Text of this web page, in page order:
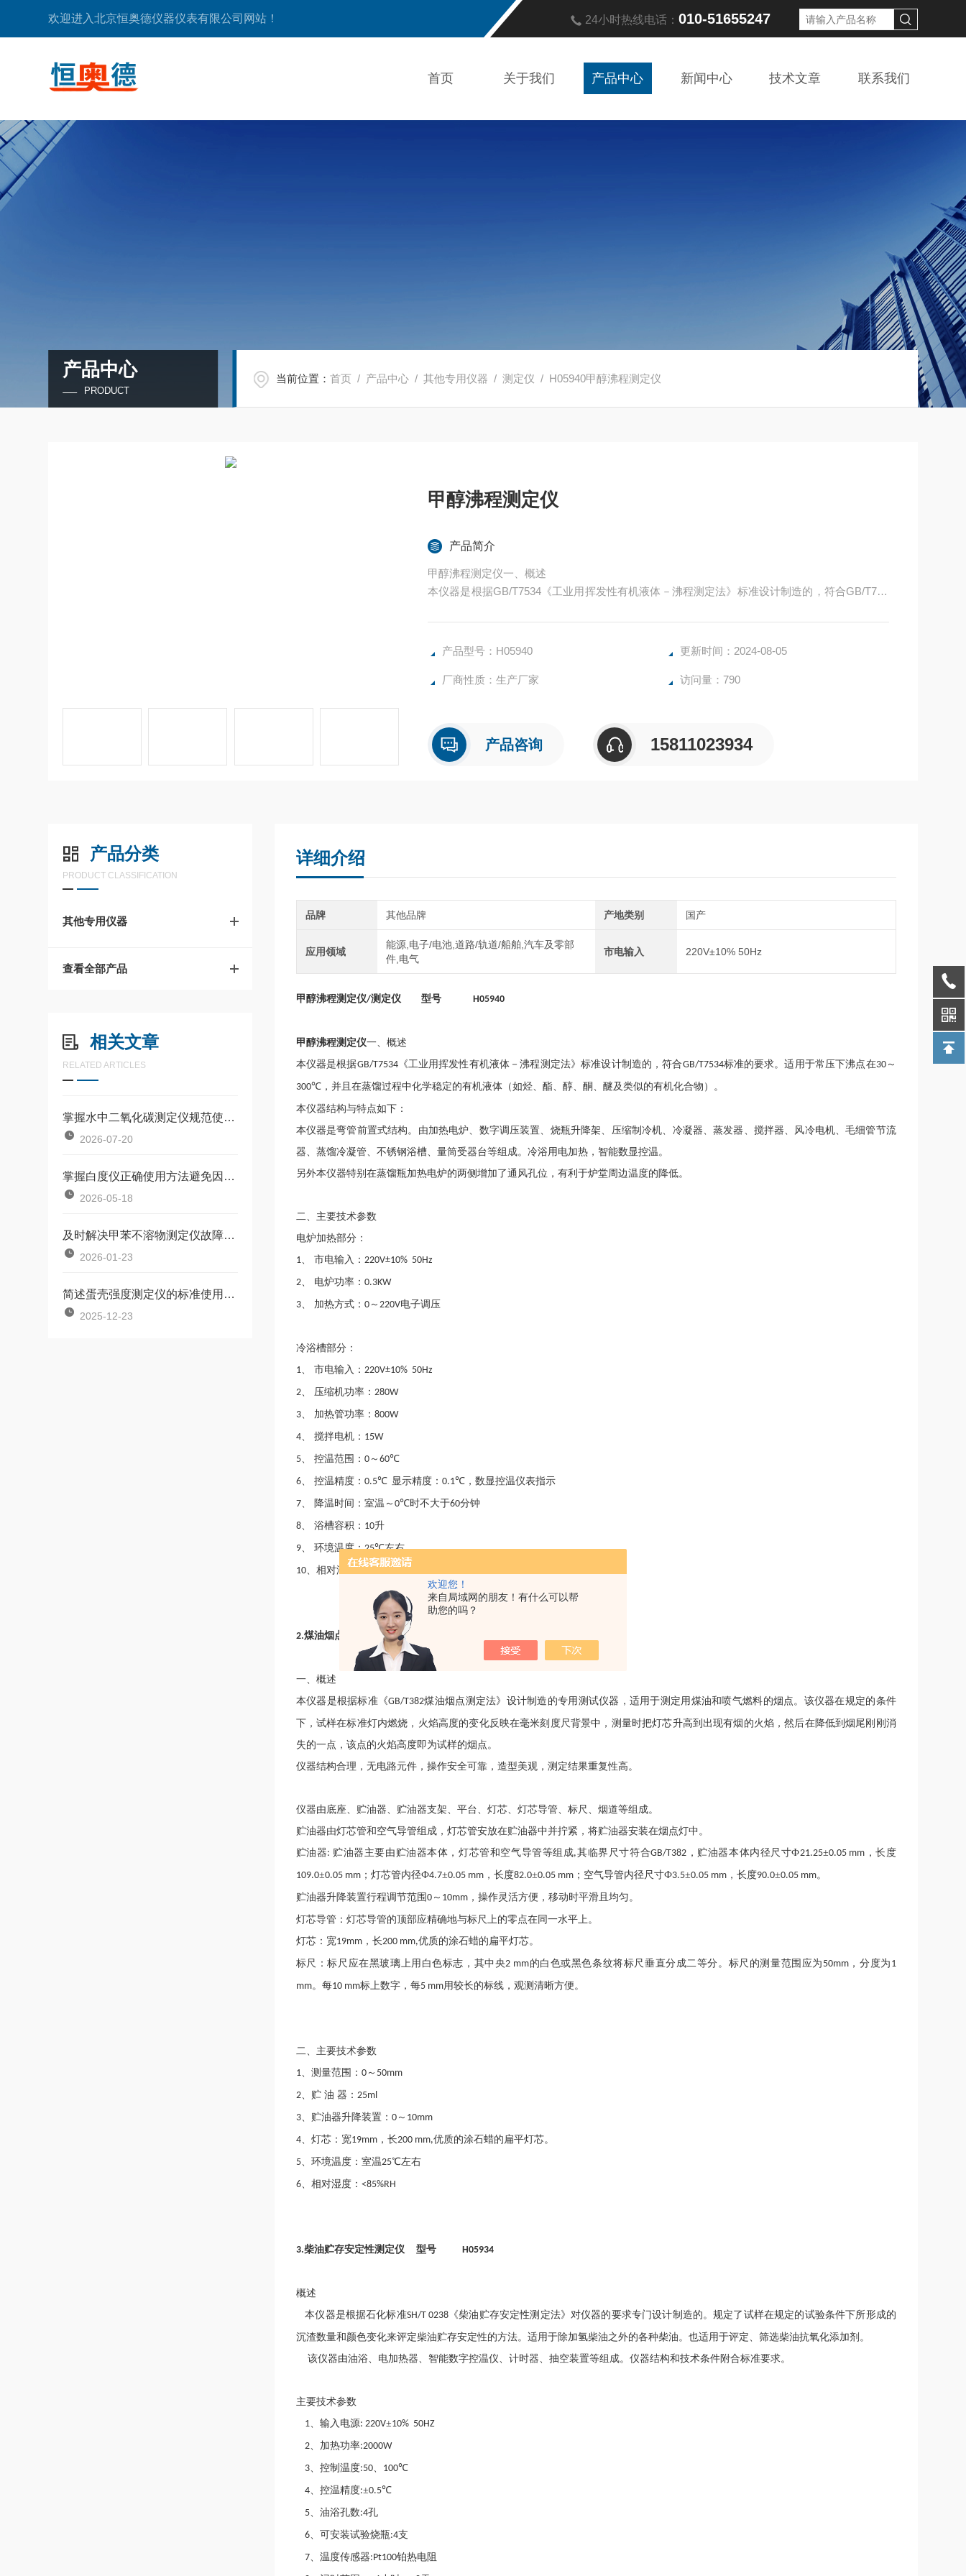
欢迎您！
来自局域网的朋友！有什么可以帮
助您的吗？
欢迎进入北京恒奥德仪器仪表有限公司网站！ 24小时热线电话： 010-51655247
首页 关于我们 产品中心 新闻中心 技术文章 联系我们
产品中心
PRODUCT
当前位置：首页 / 产品中心 /其他专用仪器 /测定仪 / H05940甲醇沸程测定仪
甲醇沸程测定仪
产品简介
甲醇沸程测定仪一、概述
本仪器是根据GB/T7534《工业用挥发性有机液体－沸程测定法》标准设计制造的，符合GB/T753
产品型号：H05940
更新时间：2024-08-05
厂商性质：生产厂家 访问量：790
产品咨询 15811023934
产品分类
PRODUCT CLASSIFICATION
其他专用仪器
查看全部产品
相关文章
RELATED ARTICLES
掌握水中二氧化碳测定仪规范使用流程是确保数据准确可靠的前提
2026-07-20
掌握白度仪正确使用方法避免因标准板污染或操作不规范引入误差
2026-05-18
及时解决甲苯不溶物测定仪故障是保障长期安全使用的关键
2026-01-23
简述蛋壳强度测定仪的标准使用方法
2025-12-23
详细介绍
品牌 其他品牌 产地类别 国产
应用领域
能源,电子/电池,道路/轨道/船舶,汽车及零部
件,电气
市电输入 220V±10% 50Hz
甲醇沸程测定仪/测定仪 型号 H05940
甲醇沸程测定仪一、概述
本仪器是根据GB/T7534《工业用挥发性有机液体－沸程测定法》标准设计制造的，符合GB/T7534标准的要求。适用于常压下沸点在30～
300℃，并且在蒸馏过程中化学稳定的有机液体（如烃、酯、醇、酮、醚及类似的有机化合物）。
本仪器结构与特点如下：
本仪器是弯管前置式结构。由加热电炉、数字调压装置、烧瓶升降架、压缩制冷机、冷凝器、蒸发器、搅拌器、风冷电机、毛细管节流
器、蒸馏冷凝管、不锈钢浴槽、量筒受器台等组成。冷浴用电加热，智能数显控温。
另外本仪器特别在蒸馏瓶加热电炉的两侧增加了通风孔位，有利于炉堂周边温度的降低。
二、主要技术参数
电炉加热部分：
1、 市电输入： 220V±10% 50Hz
2、 电炉功率： 0.3KW
3、 加热方式： 0～ 220V电子调压
冷浴槽部分：
1、 市电输入： 220V±10% 50Hz
2、 压缩机功率： 280W
3、 加热管功率： 800W
4、 搅拌电机： 15W
5、 控温范围： 0～ 60℃
6、 控温精度： 0.5℃ 显示精度： 0.1℃，数显控温仪表指示
7、 降温时间：室温～ 0℃时不大于60分钟
8、 浴槽容积： 10升
9、 环境温度：25℃左右
10、相对湿度：＜
2.煤油烟点测定仪 测定仪 型号
一、概述
本仪器是根据标准《GB/T382煤油烟点测定法》设计制造的专用测试仪器，适用于测定用煤油和喷气燃料的烟点。该仪器在规定的条件
下，试样在标准灯内燃烧，火焰高度的变化反映在毫米刻度尺背景中，测量时把灯芯升高到出现有烟的火焰，然后在降低到烟尾刚刚消
失的一点，该点的火焰高度即为试样的烟点。
仪器结构合理，无电路元件，操作安全可靠，造型美观，测定结果重复性高。
仪器由底座、贮油器、贮油器支架、平台、灯芯、灯芯导管、标尺、烟道等组成。
贮油器由灯芯管和空气导管组成，灯芯管安放在贮油器中并拧紧，将贮油器安装在烟点灯中。
贮油器: 贮油器主要由贮油器本体，灯芯管和空气导管等组成,其临界尺寸符合GB/T382 ，贮油器本体内径尺寸Ф21.25±0.05 mm ，长度
109.0±0.05 mm；灯芯管内径Ф4.7±0.05 mm，长度82.0±0.05 mm；空气导管内径尺寸Ф3.5±0.05 mm，长度90.0±0.05 mm。
贮油器升降装置行程调节范围 0～ 10mm，操作灵活方便，移动时平滑且均匀。
灯芯导管：灯芯导管的顶部应精确地与标尺上的零点在同一水平上。
灯芯：宽19mm，长200 mm,优质的涂石蜡的扁平灯芯。
标尺：标尺应在黑玻璃上用白色标志，其中央2 mm的白色或黑色条纹将标尺垂直分成二等分。标尺的测量范围应为 50mm，分度为 1
mm。每10 mm标上数字，每5 mm用较长的标线，观测清晰方便。
二、主要技术参数
1、测量范围： 0～ 50mm
2、贮 油 器： 25ml
3、贮油器升降装置： 0～ 10mm
4、灯芯：宽19mm，长200 mm,优质的涂石蜡的扁平灯芯。
5、环境温度：室温25℃左右
6、相对湿度： <85%RH
3.柴油贮存安定性测定仪 型号 H05934
概述
本仪器是根据石化标准SH/T 0238《柴油贮存安定性测定法》对仪器的要求专门设计制造的。规定了试样在规定的试验条件下所形成的
沉渣数量和颜色变化来评定柴油贮存安定性的方法。适用于除加氢柴油之外的各种柴油。也适用于评定、筛选柴油抗氧化添加剂。
该仪器由油浴、电加热器、智能数字控温仪、计时器、抽空装置等组成。仪器结构和技术条件附合标准要求。
主要技术参数
1、输入电源: 220V±10% 50HZ
2、加热功率:2000W
3、控制温度:50、 100℃
4、控温精度:±0.5℃
5、油浴孔数:4孔
6、可安装试验烧瓶:4支
7、温度传感器:Pt100铂热电阻